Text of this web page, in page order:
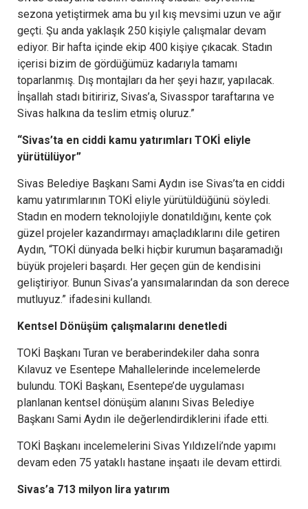
sezona yetiştirmek ama bu yıl kış mevsimi uzun ve ağır
geçti. Şu anda yaklaşık 250 kişiyle çalışmalar devam
ediyor. Bir hafta içinde ekip 400 kişiye çıkacak. Stadın
içerisi bizim de gördüğümüz kadarıyla tamamı
toparlanmış. Dış montajları da her şeyi hazır, yapılacak.
İnşallah stadı bitiririz, Sivas’a, Sivasspor taraftarına ve
Sivas halkına da teslim etmiş oluruz.”
“Sivas’ta en ciddi kamu yatırımları TOKİ eliyle
yürütülüyor”
Sivas Belediye Başkanı Sami Aydın ise Sivas’ta en ciddi
kamu yatırımlarının TOKİ eliyle yürütüldüğünü söyledi.
Stadın en modern teknolojiyle donatıldığını, kente çok
güzel projeler kazandırmayı amaçladıklarını dile getiren
Aydın, “TOKİ dünyada belki hiçbir kurumun başaramadığı
büyük projeleri başardı. Her geçen gün de kendisini
geliştiriyor. Bunun Sivas’a yansımalarından da son derece
mutluyuz.” ifadesini kullandı.
Kentsel Dönüşüm çalışmalarını denetledi
TOKİ Başkanı Turan ve beraberindekiler daha sonra
Kılavuz ve Esentepe Mahallelerinde incelemelerde
bulundu. TOKİ Başkanı, Esentepe’de uygulaması
planlanan kentsel dönüşüm alanını Sivas Belediye
Başkanı Sami Aydın ile değerlendirdiklerini ifade etti.
TOKİ Başkanı incelemelerini Sivas Yıldızeli’nde yapımı
devam eden 75 yataklı hastane inşaatı ile devam ettirdi.
Sivas’a 713 milyon lira yatırım